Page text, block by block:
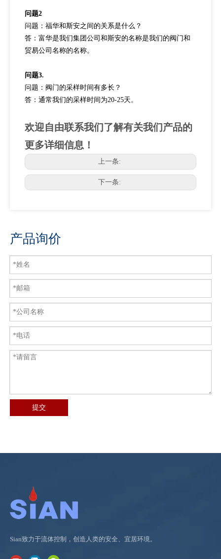
问题2
问题：福华和斯安之间的关系是什么？
答：富华是我们集团公司和斯安的名称是我们的阀门和
贸易公司名称的名称。
问题3.
问题：阀门的采样时间有多长？
答：通常我们的采样时间为20-25天。
欢迎自由联系我们了解有关我们产品的
更多详细信息！
上一条:
下一条:
产品询价
提交
Sian致力于流体控制，创造人类的安全、宜居环境。